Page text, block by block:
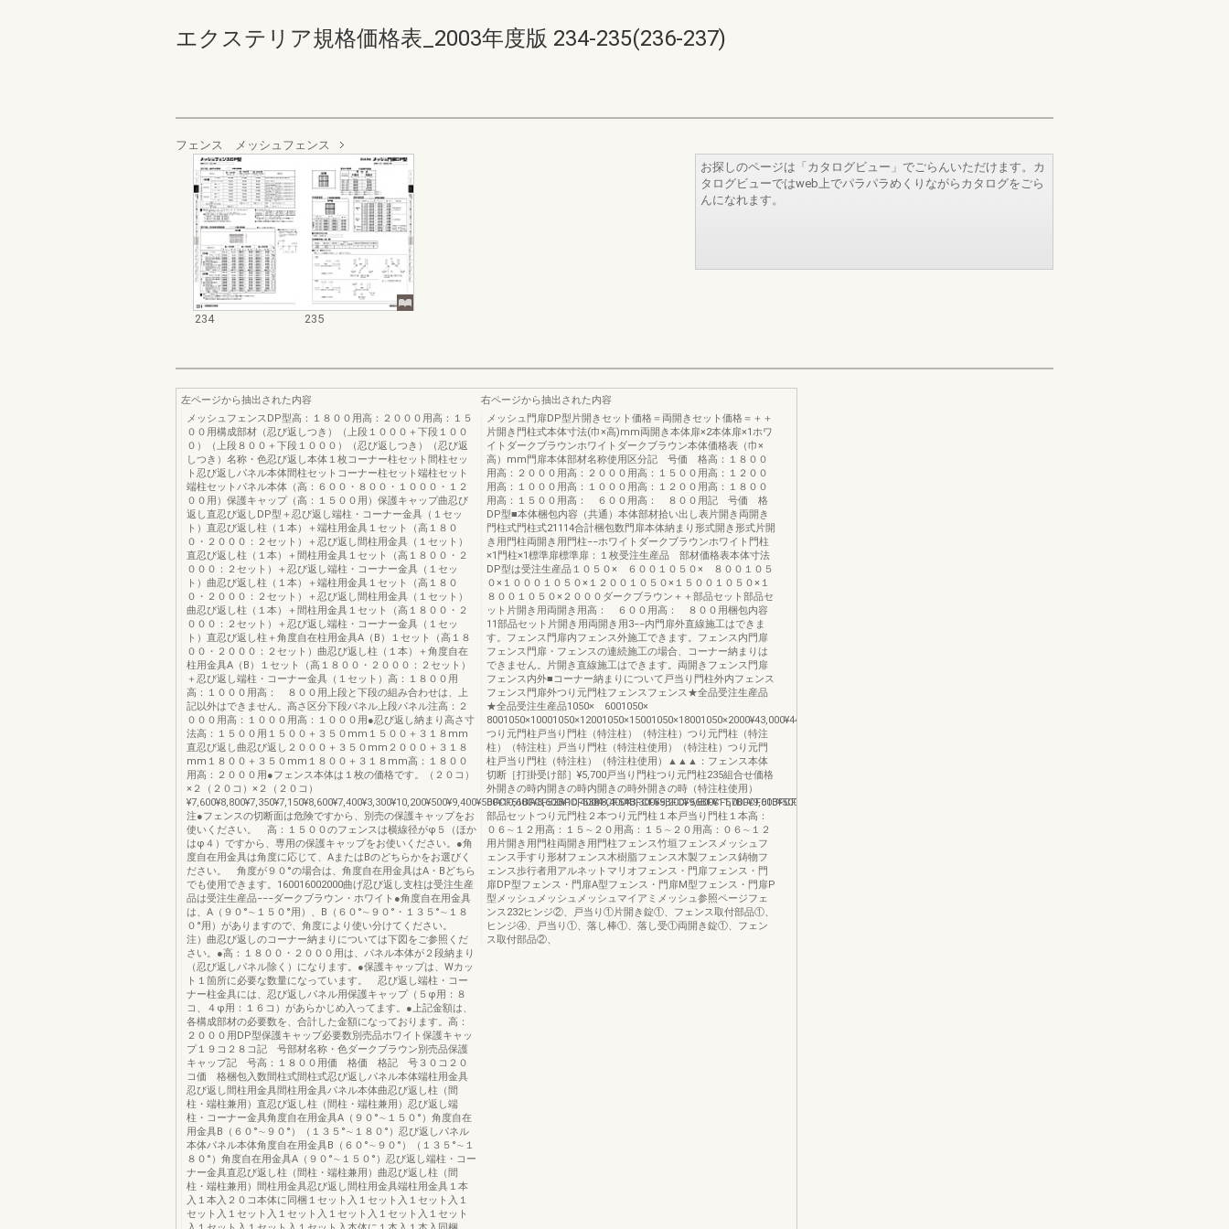
エクステリア規格価格表_2003年度版 234-235(236-237)
フェンス メッシュフェンス
234 235
お探しのページは「カタログビュー」でごらんいただけます。カ
タログビューではweb上でパラパラめくりながらカタログをごら
んになれます。
左ページから抽出された内容
メッシュフェンスDP型高：１８００用高：２０００用高：１５
００用構成部材（忍び返しつき）（上段１０００＋下段１００
０）（上段８００＋下段１０００）（忍び返しつき）（忍び返
しつき）名称・色忍び返し本体１枚コーナー柱セット間柱セッ
ト忍び返しパネル本体間柱セットコーナー柱セット端柱セット
端柱セットパネル本体（高：６００・８００・１０００・１２
００用）保護キャップ（高：１５００用）保護キャップ曲忍び
返し直忍び返しDP型＋忍び返し端柱・コーナー金具（１セッ
ト）直忍び返し柱（１本）＋端柱用金具１セット（高１８０
０・２０００：２セット）＋忍び返し間柱用金具（１セット）
直忍び返し柱（１本）＋間柱用金具１セット（高１８００・２
０００：２セット）＋忍び返し端柱・コーナー金具（１セッ
ト）曲忍び返し柱（１本）＋端柱用金具１セット（高１８０
０・２０００：２セット）＋忍び返し間柱用金具（１セット）
曲忍び返し柱（１本）＋間柱用金具１セット（高１８００・２
０００：２セット）＋忍び返し端柱・コーナー金具（１セッ
ト）直忍び返し柱＋角度自在柱用金具A（B）１セット（高１８
００・２０００：２セット）曲忍び返し柱（１本）＋角度自在
柱用金具A（B）１セット（高１８００・２０００：２セット）
＋忍び返し端柱・コーナー金具（１セット）高：１８００用
高：１０００用高： ８００用上段と下段の組み合わせは、上
記以外はできません。高さ区分下段パネル上段パネル注高：２
０００用高：１０００用高：１０００用●忍び返し納まり高さ寸
法高：１５００用１５００＋３５０mm１５００＋３１８mm
直忍び返し曲忍び返し２０００＋３５０mm２０００＋３１８
mm１８００＋３５０mm１８００＋３１８mm高：１８００
用高：２０００用●フェンス本体は１枚の価格です。（２０コ）
×２（２０コ）×２（２０コ）
¥7,600¥8,800¥7,350¥7,150¥8,600¥7,400¥3,300¥10,200¥500¥9,400¥500¥10,600¥8,600¥10,400¥8,400¥3,300¥9,200¥9,800¥11,000¥9,000¥500¥8,800¥10,800¥3,300¥9,600¥13,600¥14,400
注●フェンスの切断面は危険ですから、別売の保護キャップをお
使いください。 高：１５００のフェンスは横線径がφ５（ほか
はφ４）ですから、専用の保護キャップをお使いください。●角
度自在用金具は角度に応じて、AまたはBのどちらかをお選びく
ださい。 角度が９０°の場合は、角度自在用金具はA・Bどちら
でも使用できます。160016002000曲げ忍び返し支柱は受注生産
品は受注生産品−−−ダークブラウン・ホワイト●角度自在用金具
は、A（９０°∼１５０°用）、B（６０°∼９０°・１３５°∼１８
０°用）がありますので、角度により使い分けてください。
注）曲忍び返しのコーナー納まりについては下図をご参照くだ
さい。●高：１８００・２０００用は、パネル本体が２段納まり
（忍び返しパネル除く）になります。●保護キャップは、Wカッ
ト１箇所に必要な数量になっています。 忍び返し端柱・コー
ナー柱金具には、忍び返しパネル用保護キャップ（５φ用：８
コ、４φ用：１６コ）があらかじめ入ってます。●上記金額は、
各構成部材の必要数を、合計した金額になっております。高：
２０００用DP型保護キャップ必要数別売品ホワイト保護キャッ
プ１９コ２８コ記 号部材名称・色ダークブラウン別売品保護
キャップ記 号高：１８００用価 格価 格記 号３０コ２０
コ価 格梱包入数間柱式間柱式忍び返しパネル本体端柱用金具
忍び返し間柱用金具間柱用金具パネル本体曲忍び返し柱（間
柱・端柱兼用）直忍び返し柱（間柱・端柱兼用）忍び返し端
柱・コーナー金具角度自在用金具A（９０°∼１５０°）角度自在
用金具B（６０°∼９０°）（１３５°∼１８０°）忍び返しパネル
本体パネル本体角度自在用金具B（６０°∼９０°）（１３５°∼１
８０°）角度自在用金具A（９０°∼１５０°）忍び返し端柱・コー
ナー金具直忍び返し柱（間柱・端柱兼用）曲忍び返し柱（間
柱・端柱兼用）間柱用金具忍び返し間柱用金具端柱用金具１本
入１本入２０コ本体に同梱１セット入１セット入１セット入１
セット入１セット入１セット入１セット入１セット入１セット
右ページから抽出された内容
メッシュ門扉DP型片開きセット価格＝両開きセット価格＝＋＋
片開き門柱式本体寸法(巾×高)mm両開き本体扉×2本体扉×1ホワ
イトダークブラウンホワイトダークブラウン本体価格表（巾×
高）mm門扉本体部材名称使用区分記 号価 格高：１８００
用高：２０００用高：２０００用高：１５００用高：１２００
用高：１０００用高：１０００用高：１２００用高：１８００
用高：１５００用高： ６００用高： ８００用記 号価 格
DP型■本体梱包内容（共通）本体部材拾い出し表片開き両開き
門柱式門柱式21114合計梱包数門扉本体納まり形式開き形式片開
き用門柱両開き用門柱−−ホワイトダークブラウンホワイト門柱
×1門柱×1標準扉標準扉：１枚受注生産品 部材価格表本体寸法
DP型は受注生産品１０５０× ６００１０５０× ８００１０５
０×１０００１０５０×１２００１０５０×１５００１０５０×１
８００１０５０×２０００ダークブラウン＋＋部品セット部品セ
ット片開き用両開き用高： ６００用高： ８００用梱包内容
11部品セット片開き用両開き用3−−内門扉外直線施工はできま
す。フェンス門扉内フェンス外施工できます。フェンス内門扉
フェンス門扉・フェンスの連続施工の場合、コーナー納まりは
できません。片開き直線施工はできます。両開きフェンス門扉
フェンス内外■コーナー納まりについて戸当り門柱外内フェンス
フェンス門扉外つり元門柱フェンスフェンス★全品受注生産品
★全品受注生産品1050× 6001050×
つり元門柱戸当り門柱（特注柱）（特注柱）つり元門柱（特注
柱）（特注柱）戸当り門柱（特注柱使用）（特注柱）つり元門
柱戸当り門柱（特注柱）（特注柱使用）▲▲▲：フェンス本体
切断［打掛受け部］¥5,700戸当り門柱つり元門柱235組合せ価格
外開きの時内開きの時内開きの時外開きの時（特注柱使用）
部品セットつり元門柱２本つり元門柱１本戸当り門柱１本高：
０６∼１２用高：１５∼２０用高：１５∼２０用高：０６∼１２
用片開き用門柱両開き用門柱フェンス竹垣フェンスメッシュフ
ェンス手すり形材フェンス木樹脂フェンス木製フェンス鋳物フ
ェンス歩行者用アルネットマリオフェンス・門扉フェンス・門
扉DP型フェンス・門扉A型フェンス・門扉M型フェンス・門扉P
型メッシュメッシュメッシュマイアミメッシュ参照ページフェ
ンス232ヒンジ②、戸当り①片開き錠①、フェンス取付部品①、
ヒンジ④、戸当り①、落し棒①、落し受①両開き錠①、フェン
ス取付部品②、